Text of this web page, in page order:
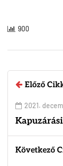
900
Előző
2021.
Következő